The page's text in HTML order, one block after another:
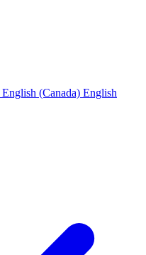
English (Canada) English